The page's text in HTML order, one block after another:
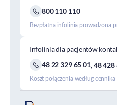
800 110 110
Bezpłatna infolinia prowadzona
Infolinia dla pacjentów
48 22 329 65 01,48 428
Koszt połączenia według